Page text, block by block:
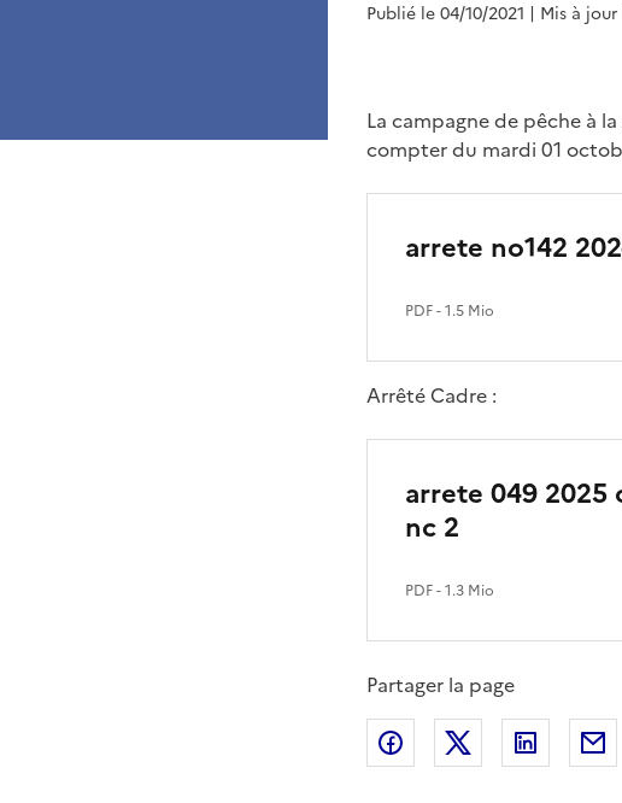
Publié le 04/10/2021 | Mis à
La campagne de pêche à
compter du mardi 01
arrete no142
PDF- 1.5 Mio
Arrêté Cadre :
arrete 049 2025
nc 2
PDF- 1.3 Mio
Partager la page
Partager sur Facebook
Partager sur X